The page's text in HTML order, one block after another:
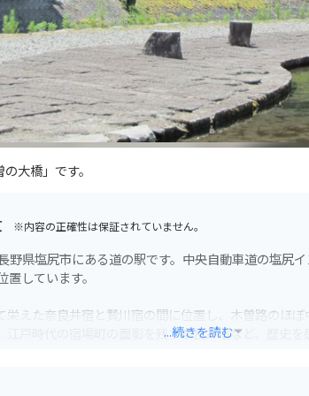
大橋」です。
※内容の正確性は保証されていません。
野県塩尻市にある道の駅です。中央自動車道の塩尻
しています。
栄えた奈良井宿と贄川宿の間に位置し、木曽路のほ
江戸時代の宿場町の面影を残す奈良井宿など、歴史を
望台もあり、雄大な景色を楽しむことができます。
...続きを読む